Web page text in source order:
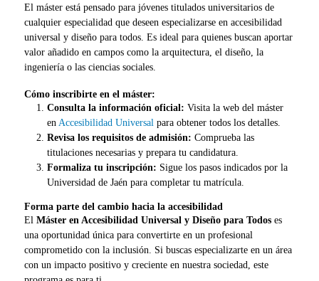
El máster está pensado para jóvenes titulados universitarios de
cualquier especialidad que deseen especializarse en accesibilidad
universal y diseño para todos. Es ideal para quienes buscan aportar
valor añadido en campos como la arquitectura, el diseño, la
ingeniería o las ciencias sociales.
Cómo inscribirte en el máster:
Consulta la información oficial: Visita la web del máster
en Accesibilidad Universal para obtener todos los detalles.
Revisa los requisitos de admisión: Comprueba las
titulaciones necesarias y prepara tu candidatura.
Formaliza tu inscripción: Sigue los pasos indicados por la
Universidad de Jaén para completar tu matrícula.
Forma parte del cambio hacia la accesibilidad
ElMáster en Accesibilidad Universal y Diseño para Todos es
una oportunidad única para convertirte en un profesional
comprometido con la inclusión. Si buscas especializarte en un área
con un impacto positivo y creciente en nuestra sociedad, este